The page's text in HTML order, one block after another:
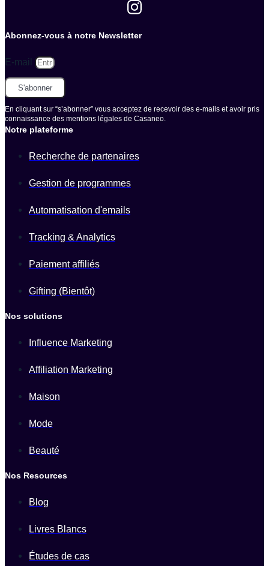
Abonnez-vous à notre Newsletter
E-mail
S'abonner
En cliquant sur “s’abonner” vous acceptez de recevoir des e-mails et avoir pris
connaissance des mentions légales de Casaneo.
Notre plateforme
Recherche de partenaires
Gestion de programmes
Automatisation d'emails
Tracking & Analytics
Paiement affiliés
Gifting (Bientôt)
Nos solutions
Influence Marketing
Affiliation Marketing
Maison
Mode
Beauté
Nos Resources
Blog
Livres Blancs
Études de cas